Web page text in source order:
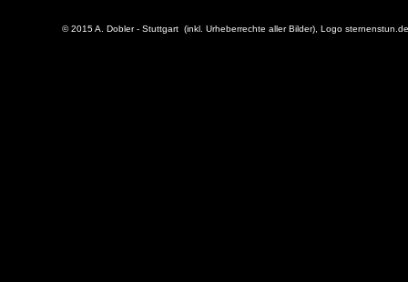
© 2015 A. Dobler - Stuttgart (inkl. Urheberrechte aller Bilder), Logo